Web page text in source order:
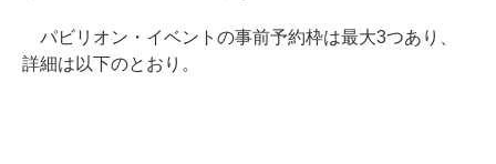
パビリオン・イベントの事前予約枠は最大3つあり、
詳細は以下のとおり。